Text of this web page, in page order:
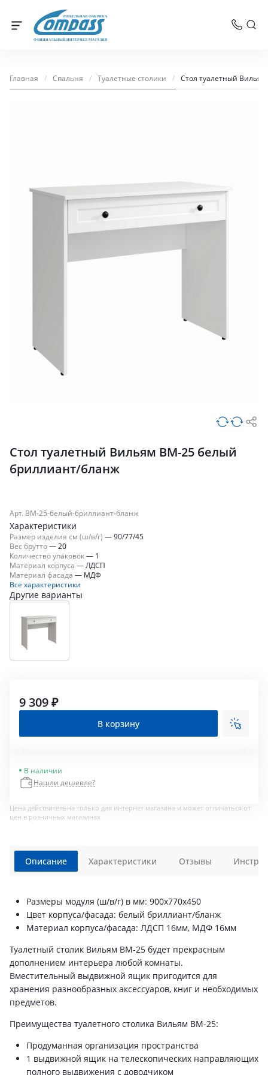
МЕБЕЛЬНАЯ ФАБРИКА
ОФИЦИАЛЬНЫЙ ИНТЕРНЕТ-МАГАЗИН
Главная / Спальня / Туалетные столики / Стол туалетный
Стол туалетный Вильям ВМ-25 белый
бриллиант/бланж
Арт. ВМ-25-белый-бриллиант-бланж
Характеристики
Размер изделия см (ш/в/г) —90/77/45
Вес брутто— 20
Количество упаковок— 1
Материал корпуса — ЛДСП
Материал фасада — МДФ
Все характеристики
Другие варианты
9 309 ₽
В корзину
В наличии
Нашли дешевле?
Цена действительна только для интернет магазина и может отличаться от
цен в розничных магазинах
Описание
Размеры модуля (ш/в/г) в мм: 900х770х450
Цвет корпуса/фасада: белый бриллиант/бланж
Материал корпуса/фасада: ЛДСП 16мм, МДФ 16мм
Туалетный столик Вильям ВМ-25 будет прекрасным
дополнением интерьера любой комнаты.
Вместительный выдвижной ящик пригодится для
хранения разнообразных аксессуаров, книг и необходимых
предметов.
Преимущества туалетного столика Вильям ВМ-25:
Продуманная организация пространства
1 выдвижной ящик на телескопических направляющих
полного выдвижения с доводчиком
Характеристики Отзывы